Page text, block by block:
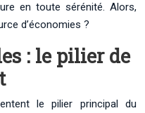
en toute sérénité. Alors,
d’économies ?
: le pilier de
le pilier principal du